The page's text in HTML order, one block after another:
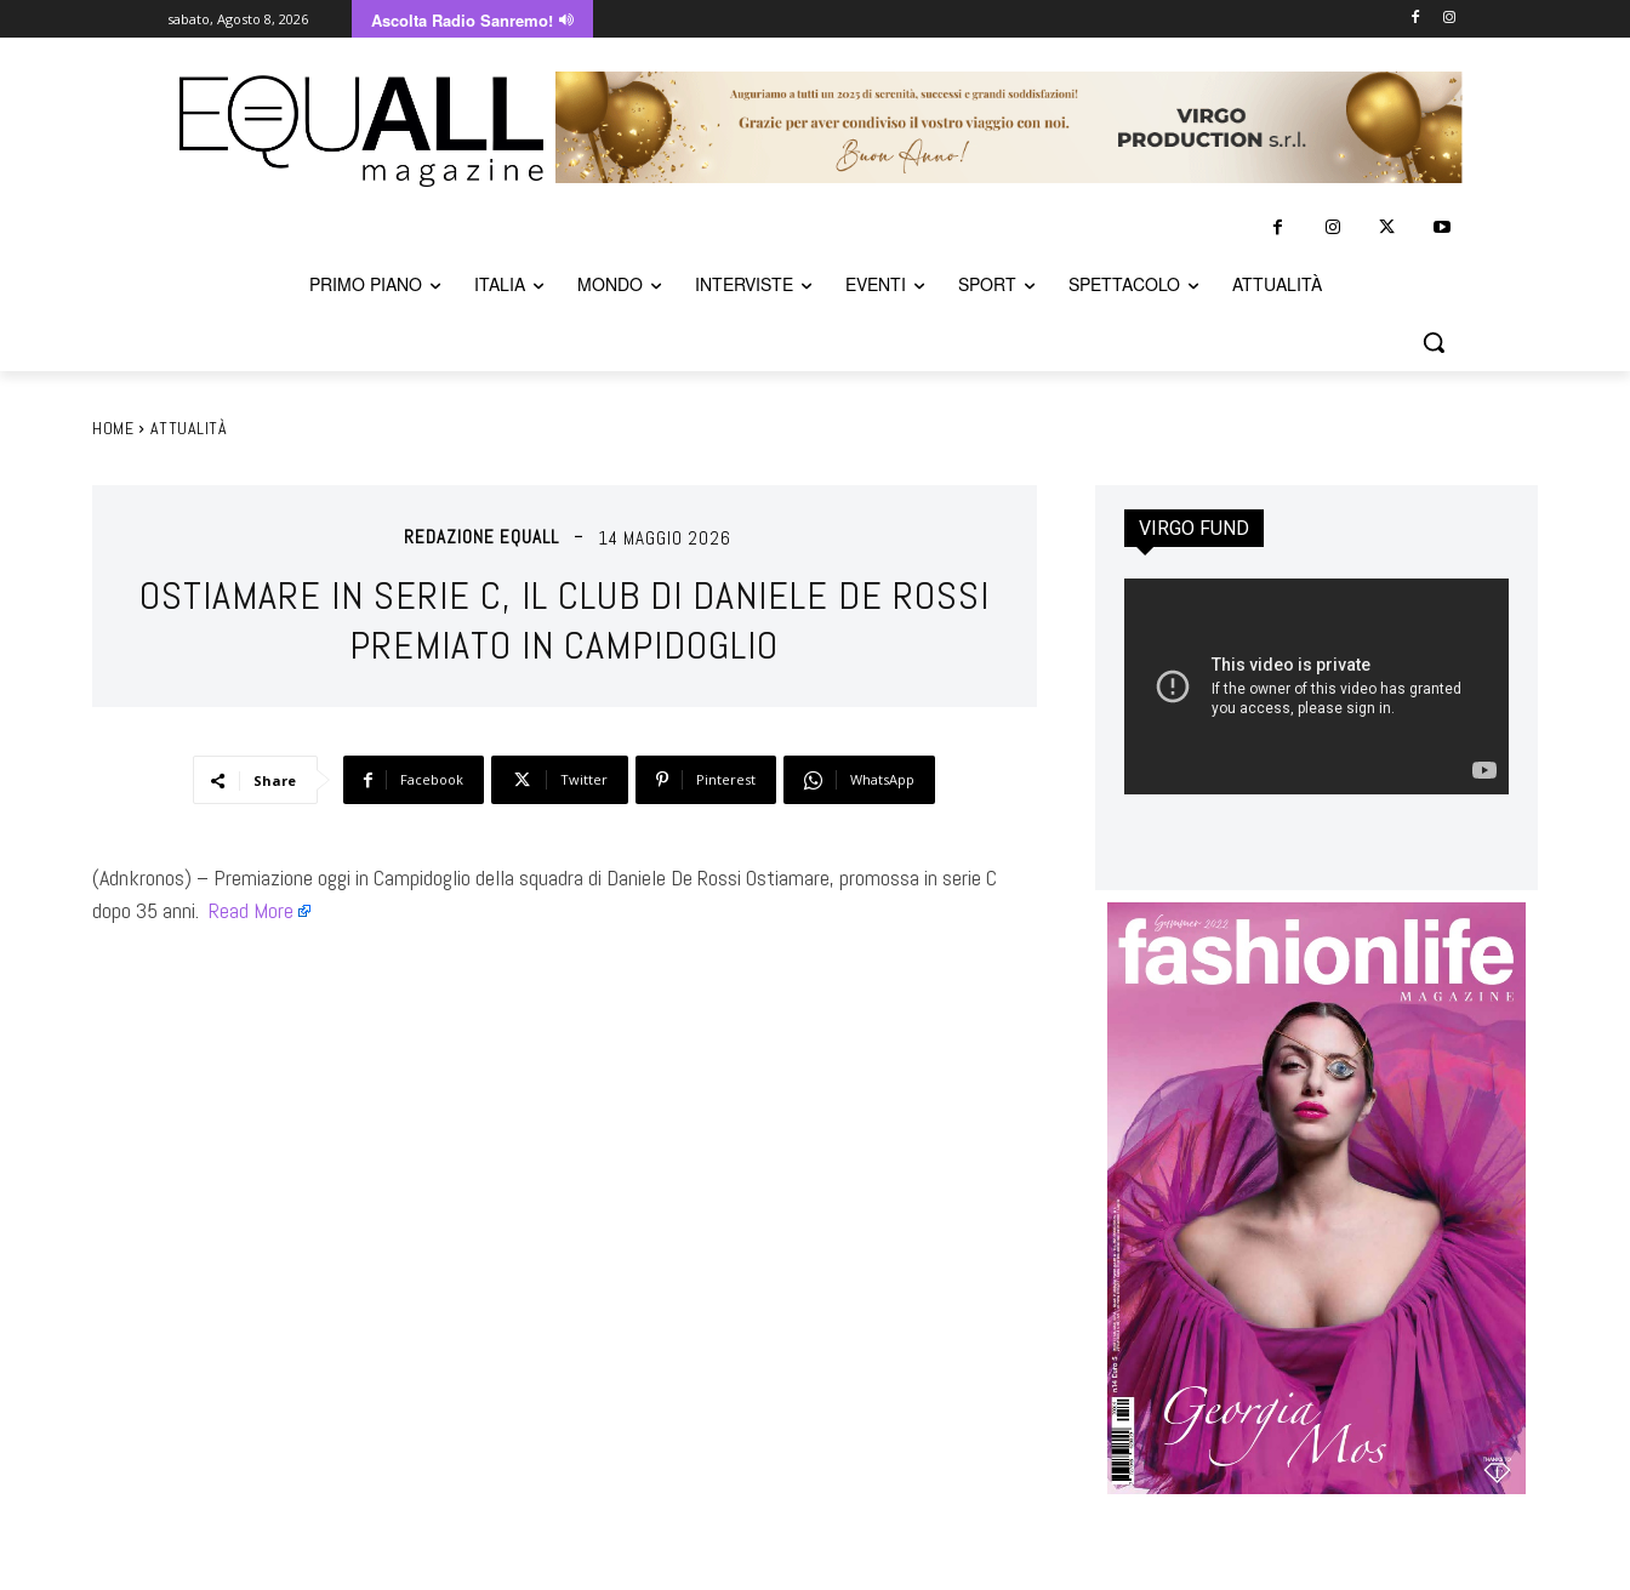
sabato, Agosto 8, 2026 Ascolta Radio Sanremo!
PRIMO PIANO ITALIA MONDO INTERVISTE EVENTI SPORT SPETTACOLO ATTUALITÀ
HOME ATTUALITÀ
REDAZIONE EQUALL 14 MAGGIO 2026
OSTIAMARE IN SERIE C, IL CLUB DI DANIELE DE ROSSI
PREMIATO IN CAMPIDOGLIO
Share Facebook Twitter Pinterest WhatsApp
(Adnkronos) – Premiazione oggi in Campidoglio della squadra di Daniele De Rossi Ostiamare, promossa in serie C
dopo 35 anni. ​ Read More
VIRGO FUND